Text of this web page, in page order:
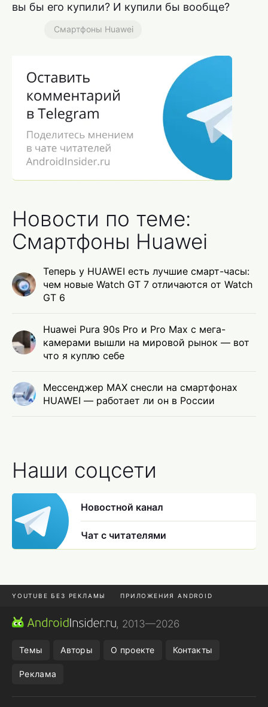
вы бы его купили? И купили бы вообще?
Смартфоны Huawei
Новости по теме:
Смартфоны Huawei
Теперь у HUAWEI есть лучшие смарт-часы:
чем новые Watch GT 7 отличаются от Watch
GT 6
Huawei Pura 90s Pro и Pro Max с мега-
камерами вышли на мировой рынок — вот
что я куплю себе
Мессенджер MAX снесли на смартфонах
HUAWEI — работает ли он в России
Наши соцсети
Новостной канал
Чат с читателями
YOUTUBE БЕЗ РЕКЛАМЫ ПРИЛОЖЕНИЯ ANDROID
МЕССЕНДЖЕРЫ ONE UI 8.5
, 2013—2026
Темы Авторы О проекте Контакты
Реклама